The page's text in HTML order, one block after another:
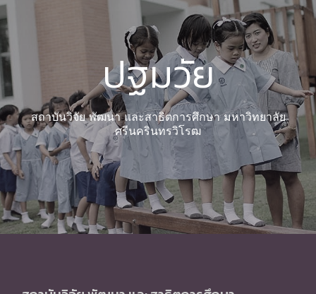
ปฐมวัย
สถาบันวิจัย พัฒนา และสาธิตการศึกษา มหาวิทยาลัย
ศรีนครินทรวิโรฒ